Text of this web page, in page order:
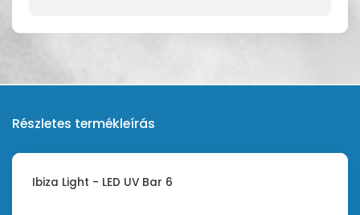
Részletes termékleírás
Ibiza Light - LED UV Bar 6